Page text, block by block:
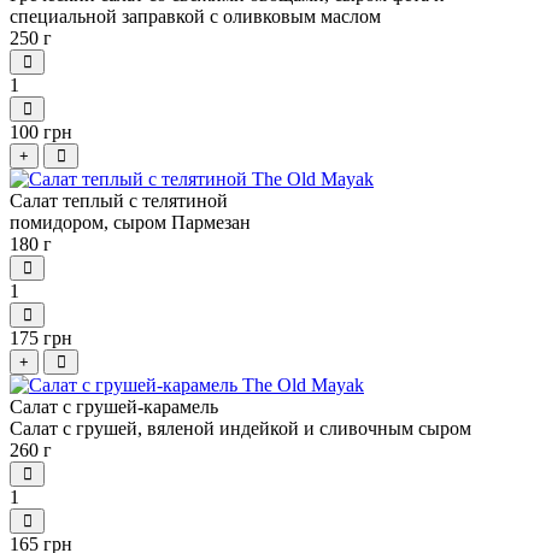
специальной заправкой с оливковым маслом
250 г
1
100 грн
+
Салат теплый с телятиной
помидором, сыром Пармезан
180 г
1
175 грн
+
Салат с грушей-карамель
Салат с грушей, вяленой индейкой и сливочным сыром
260 г
1
165 грн